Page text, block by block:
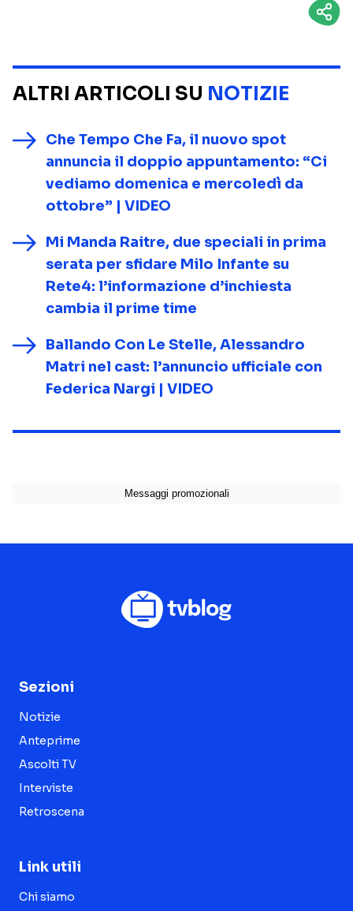
ALTRI ARTICOLI SU NOTIZIE
Che Tempo Che Fa, il nuovo spot
annuncia il doppio appuntamento: “Ci
vediamo domenica e mercoledì da
ottobre” | VIDEO
Mi Manda Raitre, due speciali in prima
serata per sfidare Milo Infante su
Rete4: l’informazione d’inchiesta
cambia il prime time
Ballando Con Le Stelle, Alessandro
Matri nel cast: l’annuncio ufficiale con
Federica Nargi | VIDEO
Sezioni
Notizie
Anteprime
Ascolti TV
Interviste
Retroscena
Link utili
Chi siamo